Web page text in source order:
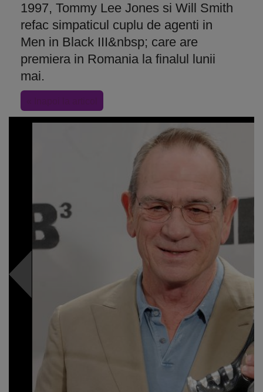
1997, Tommy Lee Jones si Will Smith
refac simpaticul cuplu de agenti in
Men in Black III&nbsp; care are
premiera in Romania la finalul lunii
mai.